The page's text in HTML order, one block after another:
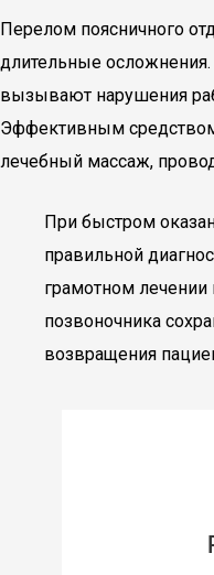
Перелом поясничного
длительные
вызывают нарушения
Эффективным
лечебный массаж,
При быстром
правильной
грамотном
позвоночника
возвращения